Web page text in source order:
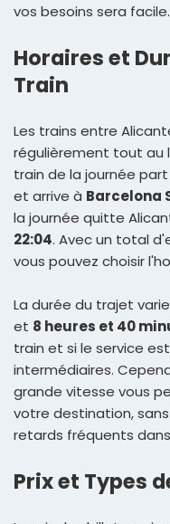
vos besoins sera facile.
Horaires et
Train
Les trains entre
régulièrement tout au
train de la journée
et arrive à Barcelona
la journée quitte
22:04. Avec un total
vous pouvez choisir
La durée du trajet
et 8 heures et 40
train et si le service
intermédiaires.
grande vitesse vous
votre destination,
retards fréquents
Prix et Types